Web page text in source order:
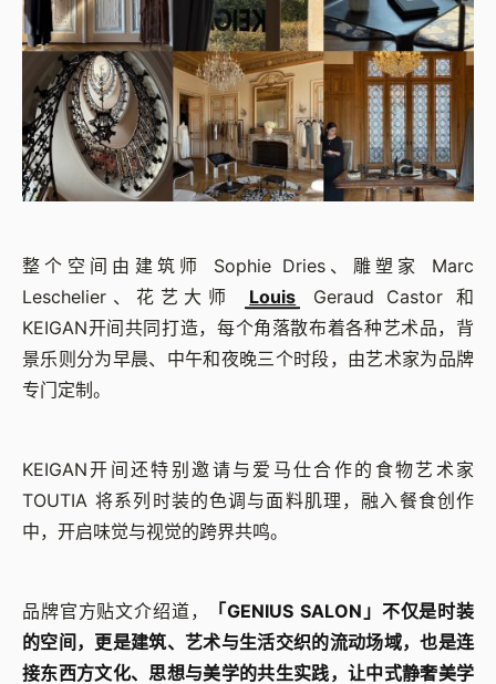
整个空间由建筑师 Sophie Dries、雕塑家 Marc
Leschelier、花艺大师
Louis
Geraud Castor 和
KEIGAN开间共同打造，每个角落散布着各种艺术品，背
景乐则分为早晨、中午和夜晚三个时段，由艺术家为品牌
专门定制。
KEIGAN开间还特别邀请与爱马仕合作的食物艺术家
TOUTIA 将系列时装的色调与面料肌理，融入餐食创作
中，开启味觉与视觉的跨界共鸣。
品牌官方贴文介绍道，
「GENIUS SALON」不仅是时装
的空间，更是建筑、艺术与生活交织的流动场域，也是连
接东西方文化、思想与美学的共生实践，让中式静奢美学